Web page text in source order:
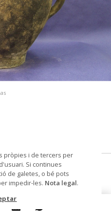
/ torn
pròpies i de tercers per
Si continues
de galetes, o bé pots
impedir-les. Nota legal.